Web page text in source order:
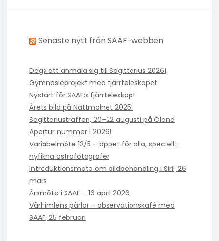
Senaste nytt från SAAF-webben
Dags att anmäla sig till Sagittarius 2026!
Gymnasieprojekt med fjärrteleskopet
Nystart för SAAF:s fjärrteleskop!
Årets bild på Nattmolnet 2025!
Sagittariusträffen, 20–22 augusti på Öland
Apertur nummer 1 2026!
Variabelmöte 12/5 – öppet för alla, speciellt
nyfikna astrofotografer
Introduktionsmöte om bildbehandling i Siril, 26
mars
Årsmöte i SAAF – 16 april 2026
Vårhimlens pärlor – observationskafé med
SAAF, 25 februari